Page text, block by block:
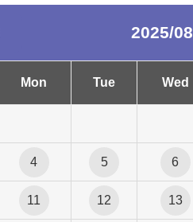
2025/08
Mon Tue Wed
4 5 6
11 12 13